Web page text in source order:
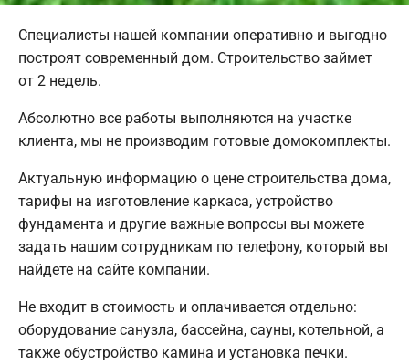
Специалисты нашей компании оперативно и выгодно
построят современный дом. Строительство займет
от 2 недель.
Абсолютно все работы выполняются на участке
клиента, мы не производим готовые домокомплекты.
Актуальную информацию о цене строительства дома,
тарифы на изготовление каркаса, устройство
фундамента и другие важные вопросы вы можете
задать нашим сотрудникам по телефону, который вы
найдете на сайте компании.
Не входит в стоимость и оплачивается отдельно:
оборудование санузла, бассейна, сауны, котельной, а
также обустройство камина и установка печки.